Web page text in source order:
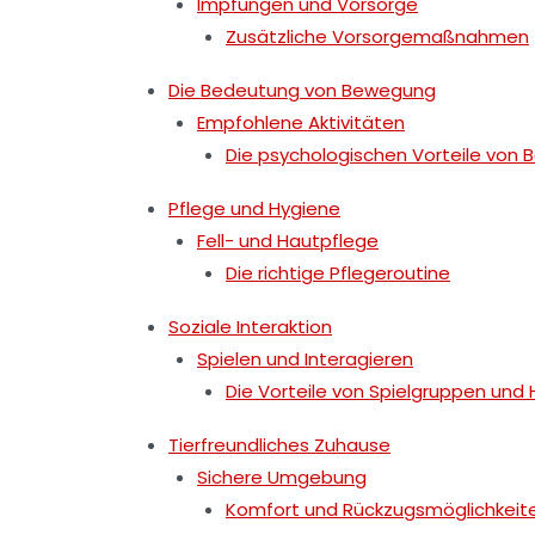
Zusätzliche Vorsorgemaßnahmen
Die Bedeutung von Bewegung
Empfohlene Aktivitäten
Die psychologischen Vorteile von
Pflege und Hygiene
Fell- und Hautpflege
Die richtige Pflegeroutine
Soziale Interaktion
Spielen und Interagieren
Die Vorteile von Spielgruppen und
Tierfreundliches Zuhause
Sichere Umgebung
Komfort und